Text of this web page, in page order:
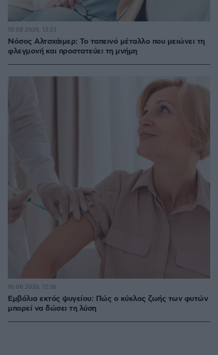
Νόσος Αλτσχάιμερ: Το ταπεινό μέταλλο που μειώνει τη
φλεγμονή και προστατεύει τη μνήμη
10.08.2026, 13:23
Εμβόλια εκτός ψυγείου: Πώς ο κύκλος ζωής των φυτών
μπορεί να δώσει τη λύση
10.08.2026, 12:36